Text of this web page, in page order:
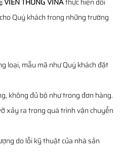
Quý khách trong những trường
loại, mẫu mã như Quý khách đặt
không đủ bộ như trong đơn hàng.
xảy ra trong quá trình vận chuyển
do lỗi kỹ thuật của nhà sản